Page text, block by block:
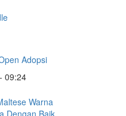
Adopsi
09:24